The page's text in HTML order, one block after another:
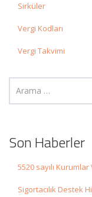
Sirküler
Vergi Kodları
Vergi Takvimi
Son Haberler
5520 sayılı
Sigortacılık Destek